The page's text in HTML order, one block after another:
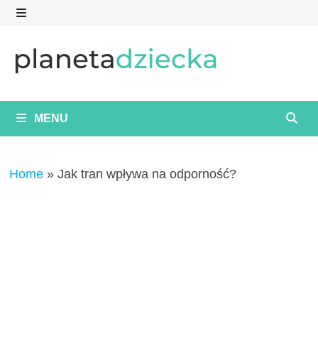
Skip
content
MENU
Home »Jak tran wpływa na odporność?